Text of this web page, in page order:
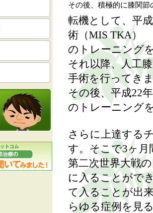
その後、積極的に膝関
転機として、平
術（MIS TKA）
のトレーニング
それ以降、人工
手術を行ってき
その後、平成22
のトレーニング
さらに上達する
す。そこで3ヶ月
第二次世界大戦
に入ることがで
て入ることが出
らゆる症例を見